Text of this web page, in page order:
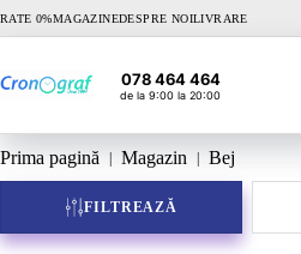
RATE 0%MAGAZINEDESPRE NOILIVRARE
078 464 464
de la 9:00 la 20:00
Prima pagină Magazin Bej
FILTREAZĂ